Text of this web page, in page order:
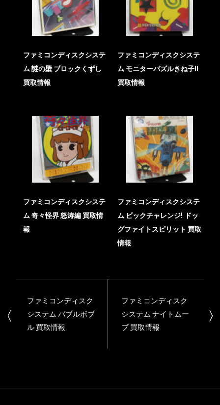
ファミコンディスクシステ
ム 謎の壁 ブロックくずし
買取情報
ファミコンディスクシステ
ム モニターパズルきね子II
買取情報
ファミコンディスクシステ
ム 奇々怪界 怒涛編 買取情
報
ファミコンディスクシステ
ム ビックチャレンジ! ドッ
グファイトスピリット 買取
情報
ファミコンディスク
システム バブルボブ
ル 買取情報
ファミコンディスク
システム ナイトムー
ブ 買取情報